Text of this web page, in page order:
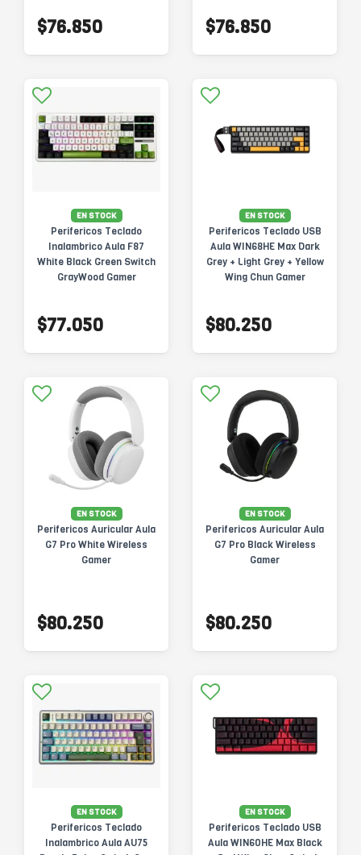
$76.850 $76.850
EN STOCK
Perifericos Teclado
Inalambrico Aula F87
White Black Green Switch
GrayWood Gamer
$77.050
EN STOCK
Perifericos Teclado USB
Aula WIN68HE Max Dark
Grey + Light Grey + Yellow
Wing Chun Gamer
$80.250
EN STOCK
Perifericos Auricular Aula
G7 Pro White Wireless
Gamer
$80.250
EN STOCK
Perifericos Auricular Aula
G7 Pro Black Wireless
Gamer
$80.250
EN STOCK
Perifericos Teclado
Inalambrico Aula AU75
EN STOCK
Perifericos Teclado USB
Aula WIN60HE Max Black